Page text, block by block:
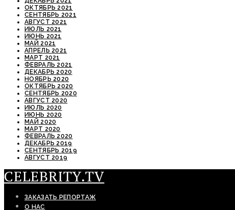
ОКТЯБРЬ 2021
СЕНТЯБРЬ 2021
АВГУСТ 2021
ИЮЛЬ 2021
ИЮНЬ 2021
МАЙ 2021
АПРЕЛЬ 2021
МАРТ 2021
ФЕВРАЛЬ 2021
ДЕКАБРЬ 2020
НОЯБРЬ 2020
ОКТЯБРЬ 2020
СЕНТЯБРЬ 2020
АВГУСТ 2020
ИЮЛЬ 2020
ИЮНЬ 2020
МАЙ 2020
МАРТ 2020
ФЕВРАЛЬ 2020
ДЕКАБРЬ 2019
СЕНТЯБРЬ 2019
АВГУСТ 2019
CELEBRITY.TV
ЗАКАЗАТЬ РЕПОРТАЖ
О НАС